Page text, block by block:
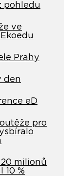
pohledu
ve
Prahy
den
eD
pro
milionů
10 %